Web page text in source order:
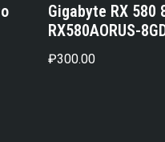
Gigabyte RX 580
RX580AORUS-
₽300.00